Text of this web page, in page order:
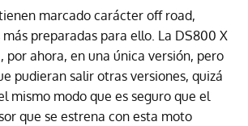
marcado carácter off road,
preparadas para ello. La DS800 X
por ahora, en una única versión, pero
pudieran salir otras versiones, quizá
mismo modo que es seguro que el
que se estrena con esta moto